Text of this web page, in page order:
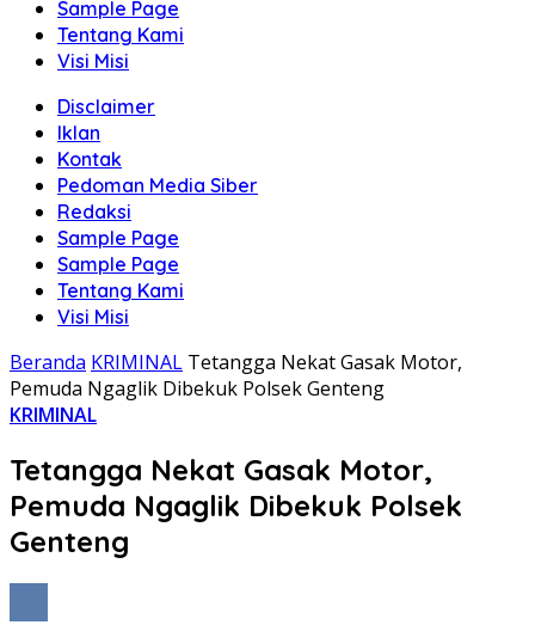
Sample Page
Tentang Kami
Visi Misi
Disclaimer
Iklan
Kontak
Pedoman Media Siber
Redaksi
Sample Page
Sample Page
Tentang Kami
Visi Misi
Beranda KRIMINAL Tetangga Nekat Gasak Motor,
Pemuda Ngaglik Dibekuk Polsek Genteng
KRIMINAL
Tetangga Nekat Gasak Motor,
Pemuda Ngaglik Dibekuk Polsek
Genteng